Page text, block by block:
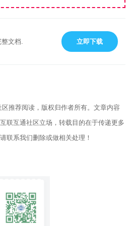
文档. 立即下载
推荐阅读，版权归作者所有。文章内容
联互通社区立场，转载目的在于传递更多
联系我们删除或做相关处理！